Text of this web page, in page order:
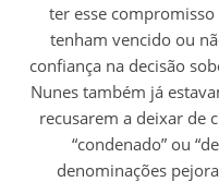
ter esse
tenham vencido ou
confiança na decisão
Nunes também já
recusarem a deixar de
“condenado” ou
denominações